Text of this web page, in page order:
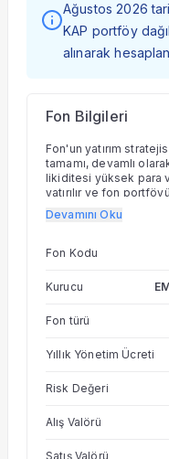
Ağustos 2026
KAP portföy
alınarak
Fon Bilgileri
Fon'un yatırım
tamamı, devamlı
likiditesi yüksek para
yatırılır ve fon
ağırlıklı ortalama
vadeye kalan gün
işlemler dahil
ve bunlara dayalı
Fon portföyünün
Devamını Oku
Fon Kodu
Kurucu
Fon türü
Yıllık Yönetim Ücreti
Risk Değeri
Alış Valörü
Satış Valörü